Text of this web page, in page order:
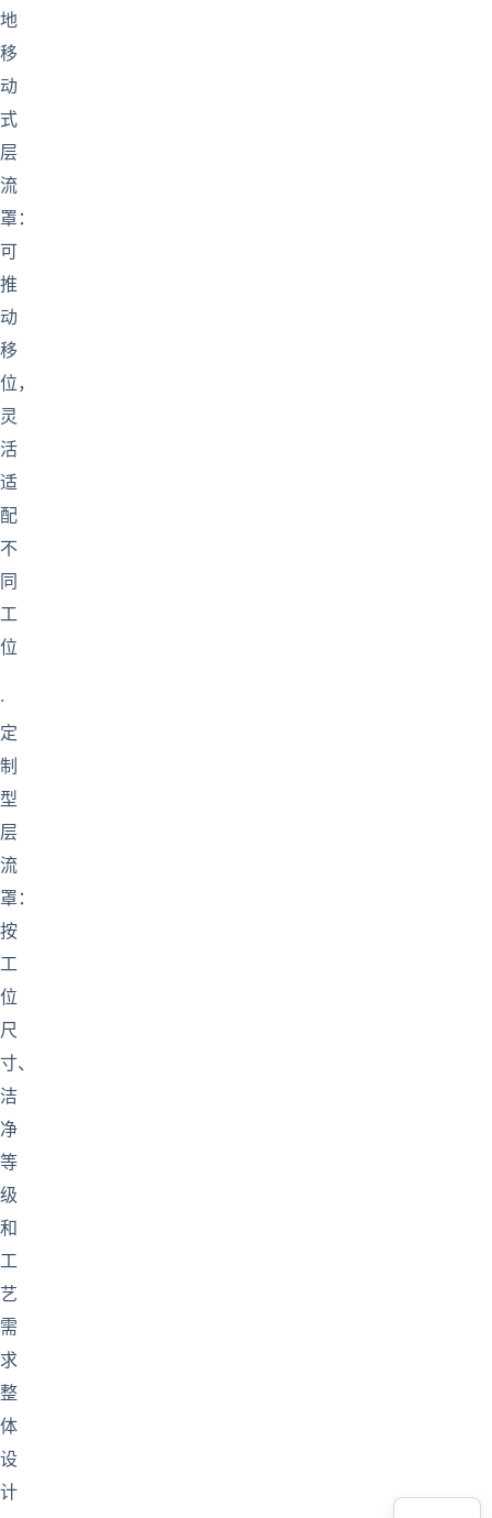
地
移
动
式
层
流
罩：
可
推
动
移
位，
灵
活
适
配
不
同
工
位
·
定
制
型
层
流
罩：
按
工
位
尺
寸、
洁
净
等
级
和
工
艺
需
求
整
体
设
计